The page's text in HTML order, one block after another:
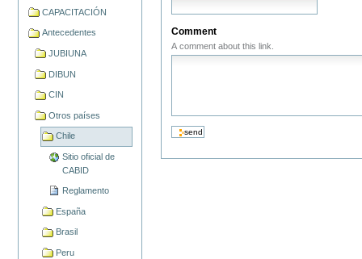
CAPACITACIÓN
Antecedentes
JUBIUNA
DIBUN
CIN
Otros países
Chile
Sitio oficial de
CABID
Reglamento
España
Brasil
Peru
Comment
A comment about this link.